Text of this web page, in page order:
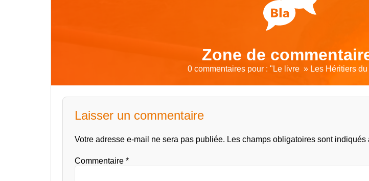
Zone de
0 commentaires pour : " Le livre » Les Héritiers du
Laisser un commentaire
Votre adresse e-mail ne sera pas publiée. Les champs obligatoires sont indiqués
Commentaire *